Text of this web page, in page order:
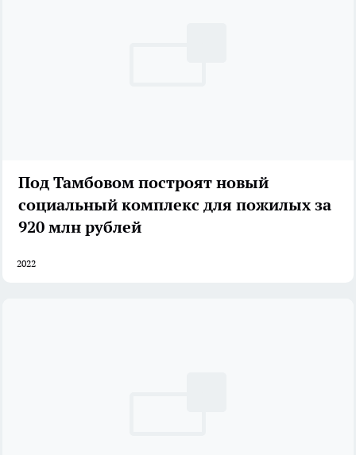
Под Тамбовом построят новый
социальный комплекс для пожилых за
920 млн рублей
2022